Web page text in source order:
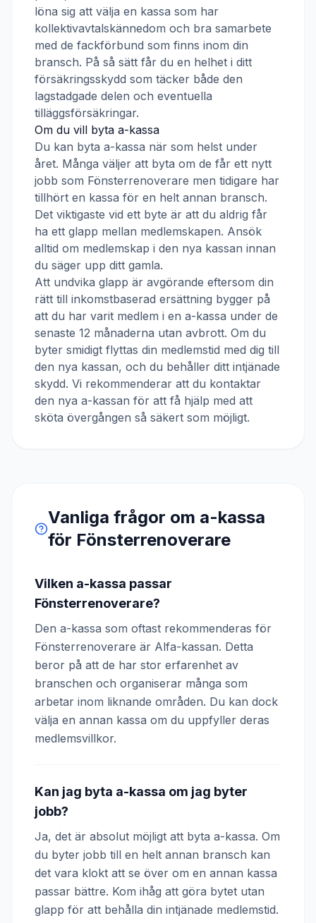
löna sig att välja en kassa som har
kollektivavtalskännedom och bra samarbete
med de fackförbund som finns inom din
bransch. På så sätt får du en helhet i ditt
försäkringsskydd som täcker både den
lagstadgade delen och eventuella
tilläggsförsäkringar.
Om du vill byta a-kassa
Du kan byta a-kassa när som helst under
året. Många väljer att byta om de får ett nytt
jobb som Fönsterrenoverare men tidigare har
tillhört en kassa för en helt annan bransch.
Det viktigaste vid ett byte är att du aldrig får
ha ett glapp mellan medlemskapen. Ansök
alltid om medlemskap i den nya kassan innan
du säger upp ditt gamla.
Att undvika glapp är avgörande eftersom din
rätt till inkomstbaserad ersättning bygger på
att du har varit medlem i en a-kassa under de
senaste 12 månaderna utan avbrott. Om du
byter smidigt flyttas din medlemstid med dig till
den nya kassan, och du behåller ditt intjänade
skydd. Vi rekommenderar att du kontaktar
den nya a-kassan för att få hjälp med att
sköta övergången så säkert som möjligt.
Vanliga frågor om a-kassa
för Fönsterrenoverare
Vilken a-kassa passar
Fönsterrenoverare?
Den a-kassa som oftast rekommenderas för
Fönsterrenoverare är Alfa-kassan. Detta
beror på att de har stor erfarenhet av
branschen och organiserar många som
arbetar inom liknande områden. Du kan dock
välja en annan kassa om du uppfyller deras
medlemsvillkor.
Kan jag byta a-kassa om jag byter
jobb?
Ja, det är absolut möjligt att byta a-kassa. Om
du byter jobb till en helt annan bransch kan
det vara klokt att se över om en annan kassa
passar bättre. Kom ihåg att göra bytet utan
glapp för att behålla din intjänade medlemstid.